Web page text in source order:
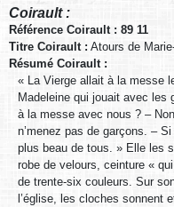
Coirault :
Référence Coirault : 89 11
Titre Coirault : Atours de
Résumé Coirault :
« La Vierge allait à la messe
Madeleine qui jouait avec les
à la messe avec nous ? –
n’menez pas de garçons. –
plus beau de tous. » Elle les
robe de velours, ceinture «
de trente-six couleurs. Sur
l’église, les cloches sonnent